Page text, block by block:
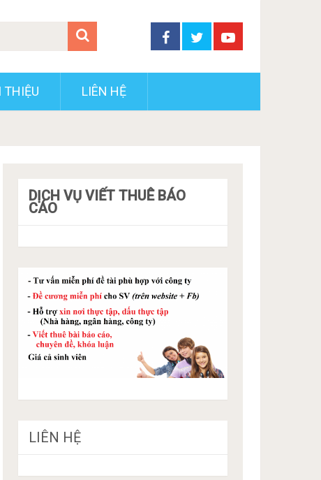
THIỆU LIÊN HỆ
DỊCH VỤ VIẾT THUÊ BÁO
CÁO
LIÊN HỆ